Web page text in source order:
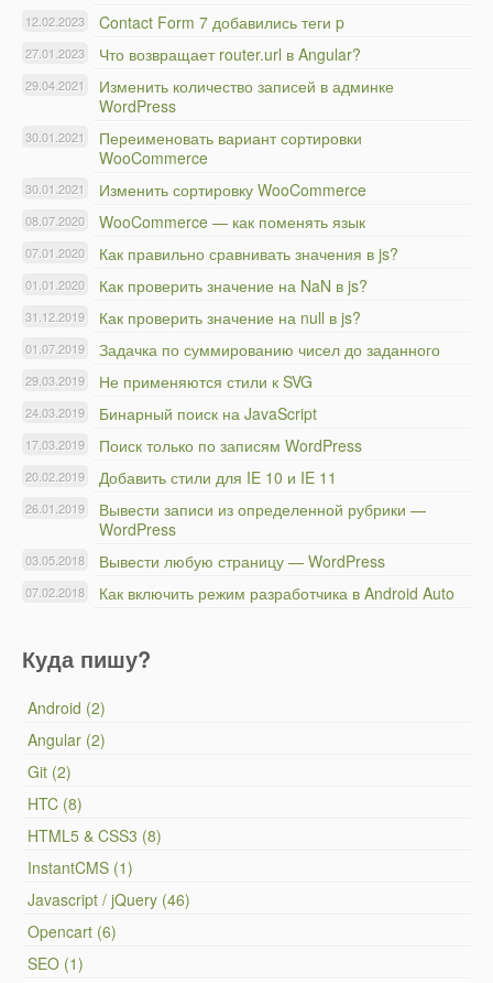
Contact Form 7 добавились теги p
12.02.2023
Что возвращает router.url в Angular?
27.01.2023
Изменить количество записей в админке
WordPress
29.04.2021
Переименовать вариант сортировки
WooCommerce
30.01.2021
Изменить сортировку WooCommerce
30.01.2021
WooCommerce — как поменять язык
08.07.2020
Как правильно сравнивать значения в js?
07.01.2020
Как проверить значение на NaN в js?
01.01.2020
Как проверить значение на null в js?
31.12.2019
Задачка по суммированию чисел до заданного
01.07.2019
Не применяются стили к SVG
29.03.2019
Бинарный поиск на JavaScript
24.03.2019
Поиск только по записям WordPress
17.03.2019
Добавить стили для IE 10 и IE 11
20.02.2019
Вывести записи из определенной рубрики —
WordPress
26.01.2019
Вывести любую страницу — WordPress
03.05.2018
Как включить режим разработчика в Android Auto
07.02.2018
Куда пишу?
Android (2)
Angular (2)
Git (2)
HTC (8)
HTML5 & CSS3 (8)
InstantCMS (1)
Javascript / jQuery (46)
Opencart (6)
SEO (1)